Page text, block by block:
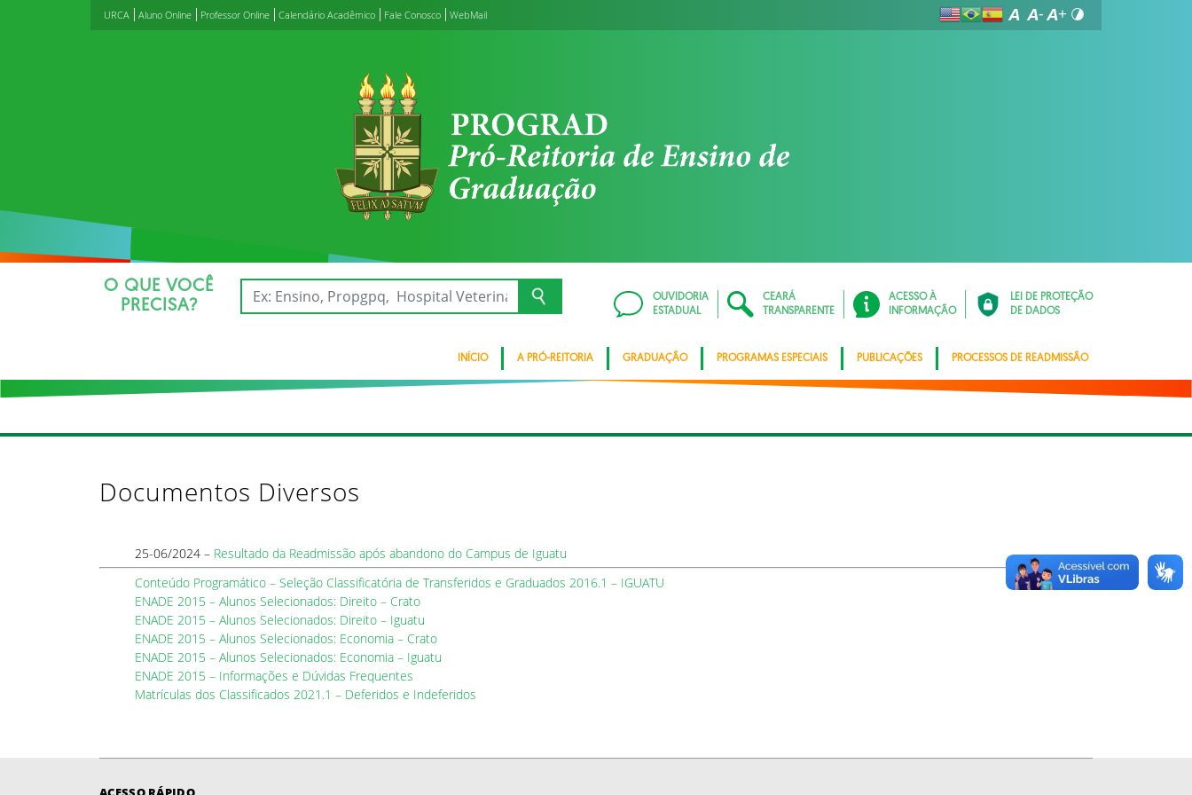
URCA Aluno Online Professor Online Calendário Acadêmico Fale Conosco WebMail
O QUE VOCÊ
PRECISA?
OUVIDORIA
ESTADUAL
CEARÁ
TRANSPARENTE
ACESSO À
INFORMAÇÃO
LEI DE PROTEÇÃO
DE DADOS
INÍCIO A PRÓ-REITORIA GRADUAÇÃO PROGRAMAS ESPECIAIS PUBLICAÇÕES PROCESSOS DE READMISSÃO
Documentos Diversos
25-06/2024 – Resultado da Readmissão após abandono do Campus de Iguatu
Conteúdo Programático – Seleção Classificatória de Transferidos e Graduados 2016.1 – IGUATU
ENADE 2015 – Alunos Selecionados: Direito – Crato
ENADE 2015 – Alunos Selecionados: Direito – Iguatu
ENADE 2015 – Alunos Selecionados: Economia – Crato
ENADE 2015 – Alunos Selecionados: Economia – Iguatu
ENADE 2015 – Informações e Dúvidas Frequentes
Matrículas dos Classificados 2021.1 – Deferidos e Indeferidos